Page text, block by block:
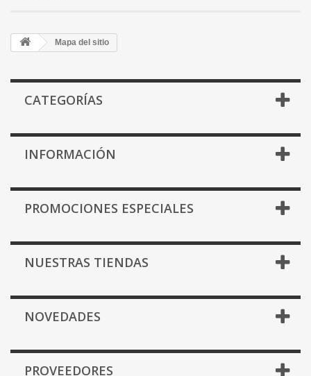
Mapa del sitio
CATEGORÍAS
INFORMACIÓN
PROMOCIONES ESPECIALES
NUESTRAS TIENDAS
NOVEDADES
PROVEEDORES